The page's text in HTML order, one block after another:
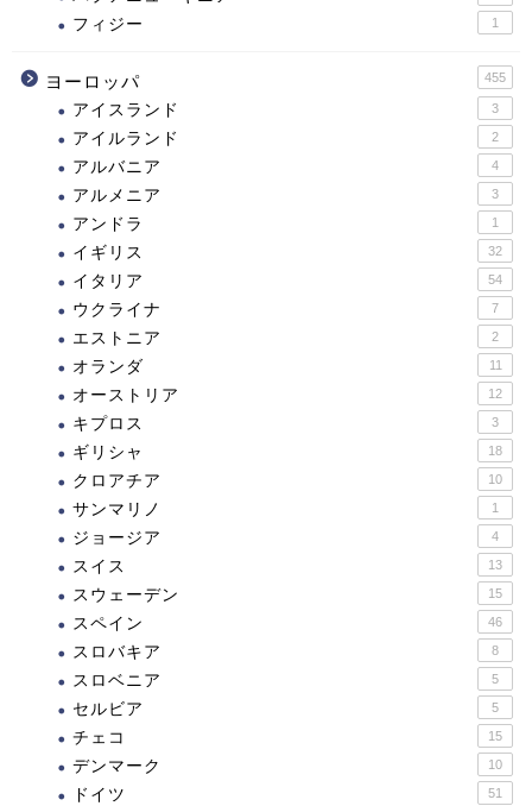
フィジー 1
ヨーロッパ 455
アイスランド 3
アイルランド 2
アルバニア 4
アルメニア 3
アンドラ 1
イギリス 32
イタリア 54
ウクライナ 7
エストニア 2
オランダ 11
オーストリア 12
キプロス 3
ギリシャ 18
クロアチア 10
サンマリノ 1
ジョージア 4
スイス 13
スウェーデン 15
スペイン 46
スロバキア 8
スロベニア 5
セルビア 5
チェコ 15
デンマーク 10
ドイツ 51